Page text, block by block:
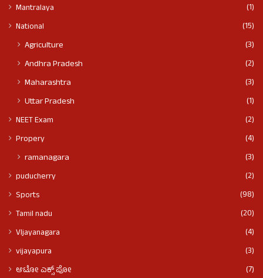
Mantralaya
(1)
National
(15)
Agriculture
(3)
Andhra Pradesh
(2)
Maharashtra
(3)
Uttar Pradesh
(1)
NEET Exam
(2)
Propery
(4)
ramanagara (3)
puducherry
(2)
Sports
(98)
Tamil nadu
(20)
VIjayanagara
(4)
vijayapura
(3)
ಆಟೋ ಎಕ್ಸ್ ಪೋ
(7)